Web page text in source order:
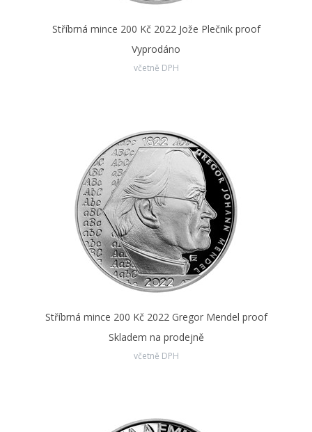
Stříbrná mince 200 Kč 2022 Jože Plečnik proof
Vyprodáno
včetně DPH
Stříbrná mince 200 Kč 2022 Gregor Mendel proof
Skladem na prodejně
včetně DPH